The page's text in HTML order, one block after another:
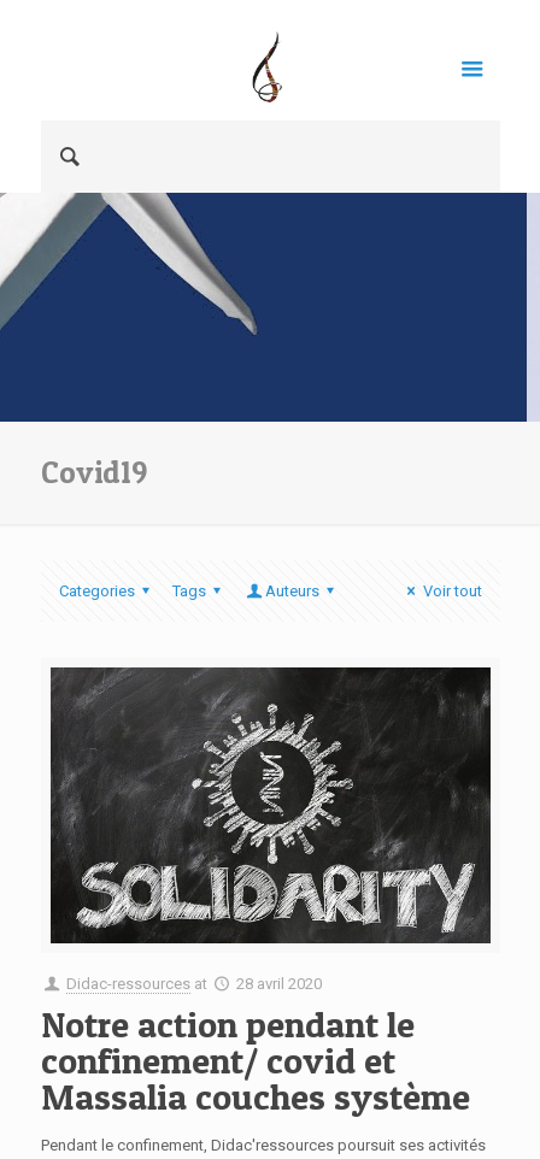
Covid19
Categories Tags Auteurs Voir tout
Didac-ressources at 28 avril 2020
Notre action pendant le
confinement/ covid et
Massalia couches système
Pendant le confinement, Didac'ressources poursuit ses activités